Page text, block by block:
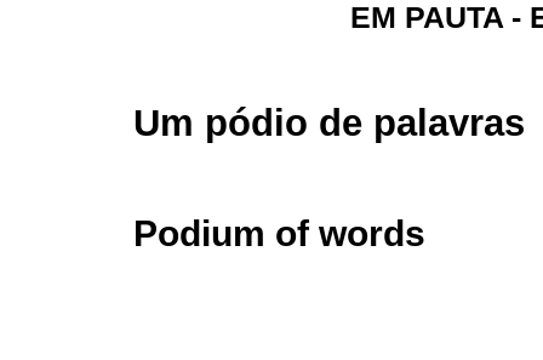
EM PAUTA -
Um pódio de palavras
Podium of words